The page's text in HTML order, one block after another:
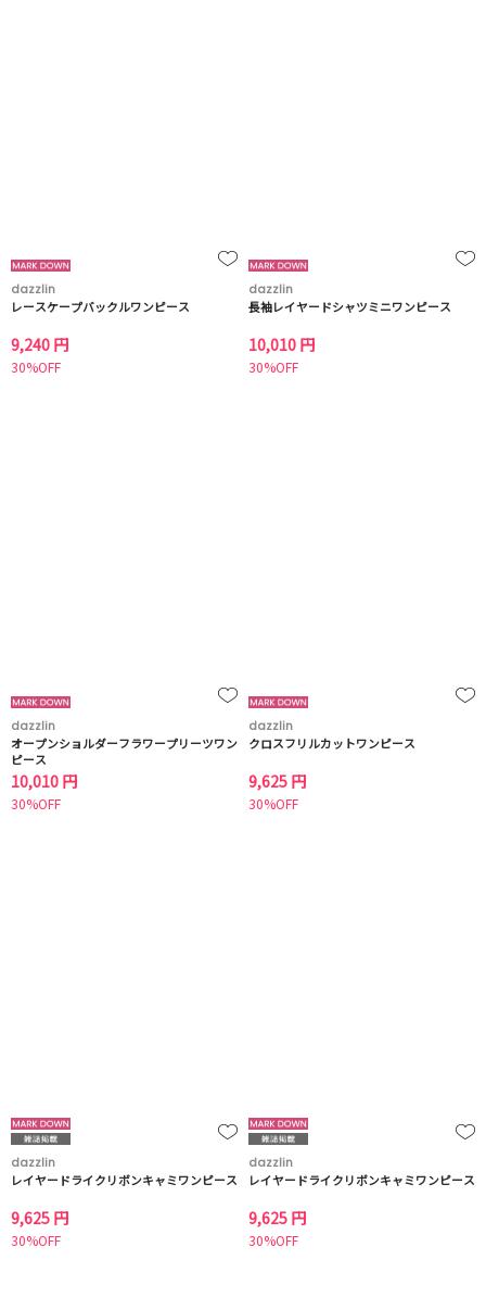
dazzlin
レースケープバックルワンピース
9,240 円
30%OFF
dazzlin
長袖レイヤードシャツミニワンピース
10,010 円
30%OFF
dazzlin
オープンショルダーフラワープリーツワン
ピース
10,010 円
30%OFF
dazzlin
クロスフリルカットワンピース
9,625 円
30%OFF
dazzlin
レイヤードライクリボンキャミワンピース
9,625 円
30%OFF
dazzlin
レイヤードライクリボンキャミワンピース
9,625 円
30%OFF